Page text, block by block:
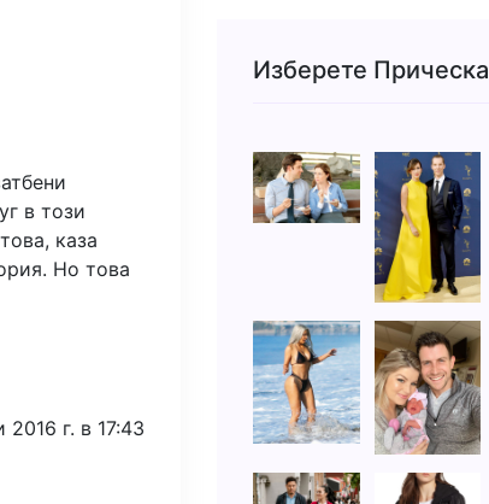
в този
каза
Но това
г. в 17:43
Изберете Прическа